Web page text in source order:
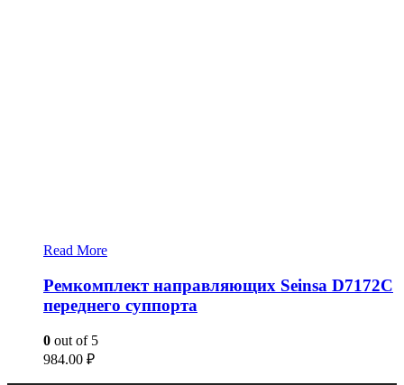
Read More
Ремкомплект направляющих Seinsa D7172C
переднего суппорта
0 out of 5
984.00 ₽